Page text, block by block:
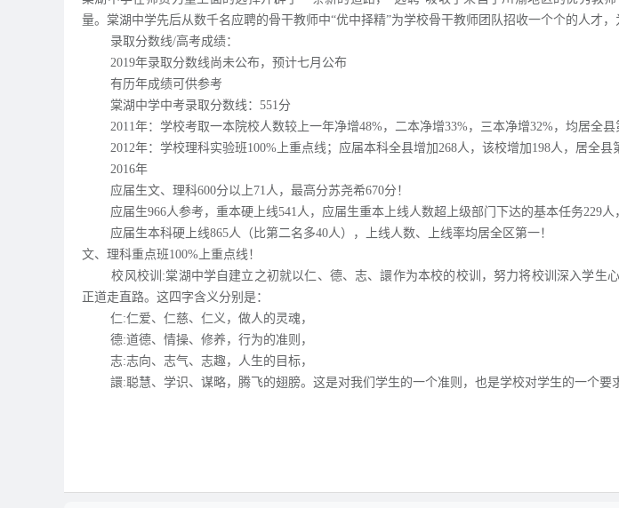
量。棠湖中学先后从数千名应聘的骨干教师中“优中择精”为学校骨干教师团队招收一个个的人才，
录取分数线/高考成绩：
2019年录取分数线尚未公布，预计七月公布
有历年成绩可供参考
棠湖中学中考录取分数线：551分
2011年：学校考取一本院校人数较上一年净增48%，二本净增33%，三本净增32%，均居全县
2012年：学校理科实验班100%上重点线；应届本科全县增加268人，该校增加198人，居全县
2016年
应届生文、理科600分以上71人，最高分苏尧希670分！
应届生966人参考，重本硬上线541人，应届生重本上线人数超上级部门下达的基本任务229人
应届生本科硬上线865人（比第二名多40人），上线人数、上线率均居全区第一！
文、理科重点班100%上重点线！
校风校训:棠湖中学自建立之初就以仁、德、志、譞作为本校的校训，努力将校训深入学生
正道走直路。这四字含义分别是：
仁:仁爱、仁慈、仁义，做人的灵魂，
德:道德、情操、修养，行为的准则，
志:志向、志气、志趣，人生的目标，
譞:聪慧、学识、谋略，腾飞的翅膀。这是对我们学生的一个准则，也是学校对学生的一个要